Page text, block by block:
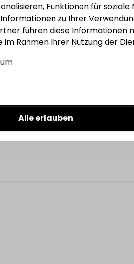
Funktionen für
zu Ihrer
führen diese
Rahmen Ihrer Nutzung der
Alle erlauben